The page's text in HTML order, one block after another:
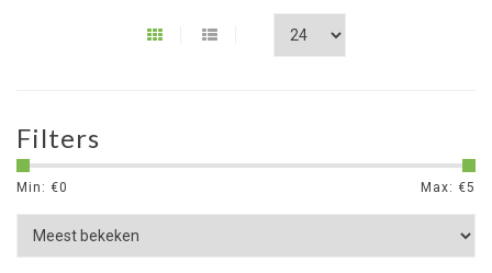
Filters
Min: €0 Max: €5